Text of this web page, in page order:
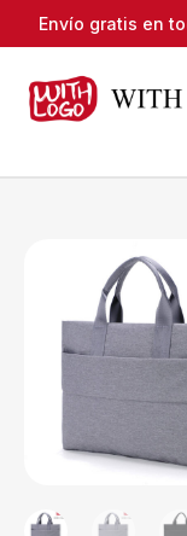
Envío gratis en